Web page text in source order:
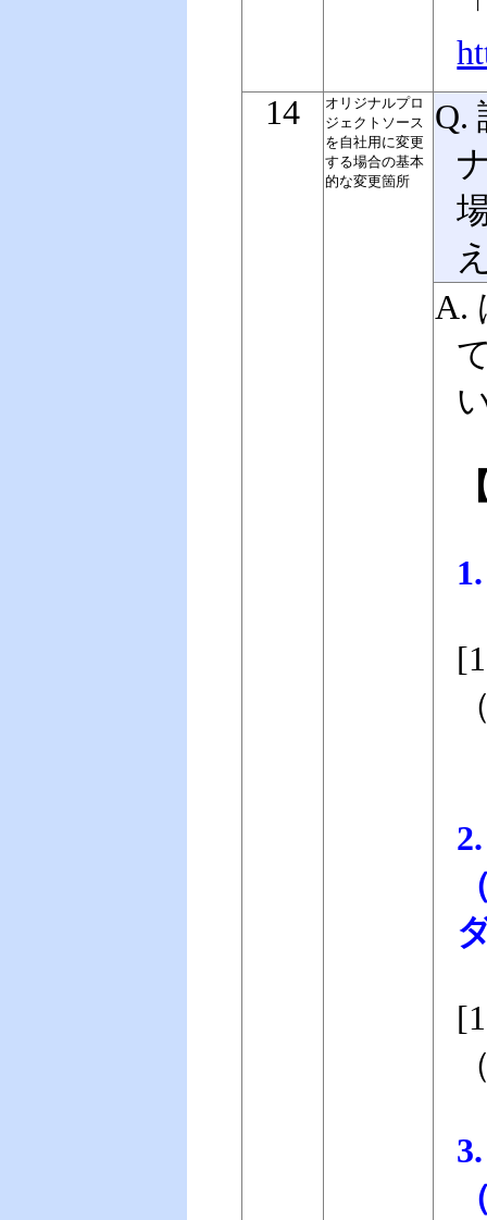
14
オリジナルプロ
ジェクトソース
を自社用に変更
する場合の基本
的な変更箇所
Q.
A.